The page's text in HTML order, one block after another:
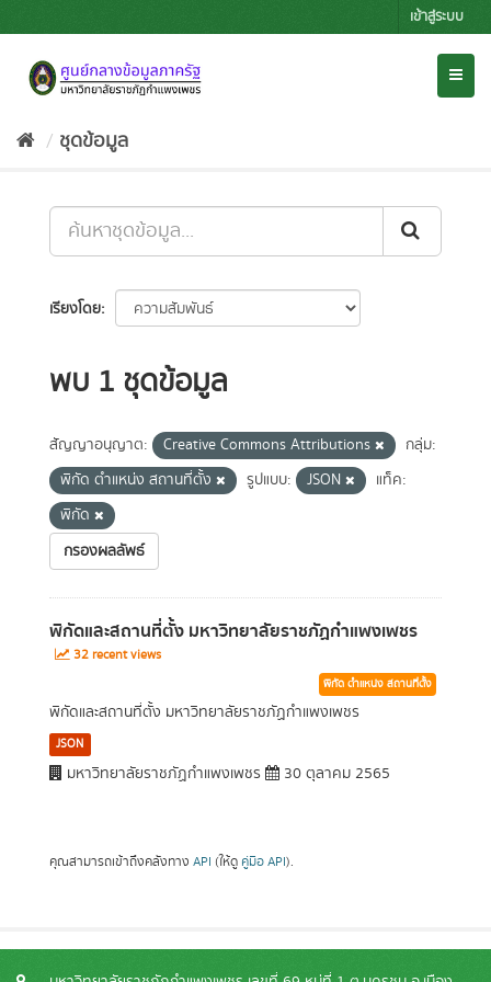
to
เข้าสู่ระบบ
ชุดข้อมูล
เรียงโดย
พบ 1 ชุดข้อมูล
สัญญาอนุญาต: Creative Commons Attributions
กลุ่ม:
พิกัด ตำแหน่ง สถานที่ตั้ง
รูปแบบ: JSON
แท็ค:
พิกัด
กรองผลลัพธ์
พิกัดและสถานที่ตั้ง มหาวิทยาลัยราชภัฏกำแพงเพชร
32 recent views
พิกัด ตำแหน่ง สถานที่ตั้ง
พิกัดและสถานที่ตั้ง มหาวิทยาลัยราชภัฏกำแพงเพชร
JSON
มหาวิทยาลัยราชภัฏกำแพงเพชร 30 ตุลาคม 2565
คุณสามารถเข้าถึงคลังทาง API (ให้ดู คู่มือ API).